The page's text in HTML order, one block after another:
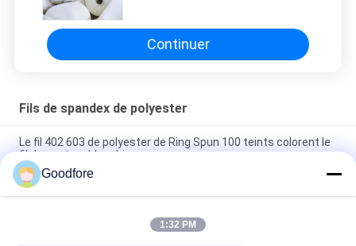
Continuer
Fils de spandex de polyester
Le fil 402 603 de polyester de Ring Spun 100 teints colorent le
fil de couture blanchi
ruban de tissage blanc de 280d semi Matt Spandex Yarn
Filament Industrial
Filament blanc de fils de polyesters de FDY 100 pour la
Goodfore
1:32 PM